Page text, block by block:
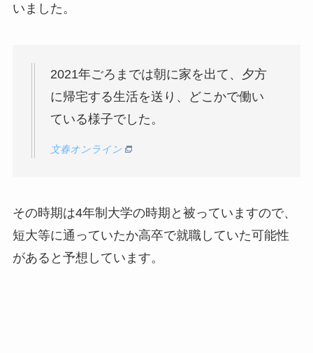
いました。
2021年ごろまでは朝に家を出て、夕方
に帰宅する生活を送り、どこかで働い
ている様子でした。
文春オンライン
その時期は4年制大学の時期と被っていますので、
短大等に通っていたか高卒で就職していた可能性
があると予想しています。